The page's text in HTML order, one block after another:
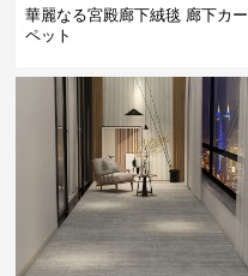
華麗なる宮殿廊下絨毯 廊下カー
ペット